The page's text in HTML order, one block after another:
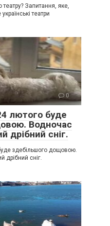
Запитання, яке,
театри
0
лютого буде
Водночас
дрібний сніг.
здебільшого дощовою.
сніг.